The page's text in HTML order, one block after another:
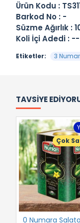
Ürün Kodu :
Barkod No : -
Süzme Ağırlık :
Koli İçi Adedi : --
Etiketler: 3
TAVSIYE
Çok